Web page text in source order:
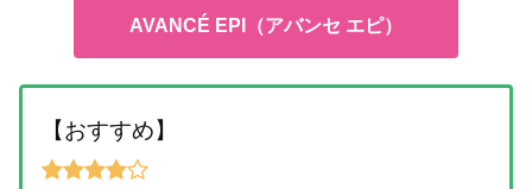
AVANCÉ EPI（アバンセ エピ）
【おすすめ】